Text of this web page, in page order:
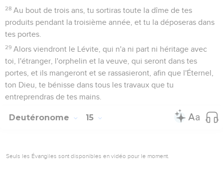
28 Au bout de trois ans, tu sortiras toute la dîme de tes
produits pendant la troisième année, et tu la déposeras dans
tes portes.
29 Alors viendront le Lévite, qui n'a ni part ni héritage avec
toi, l'étranger, l'orphelin et la veuve, qui seront dans tes
portes, et ils mangeront et se rassasieront, afin que l'Éternel,
ton Dieu, te bénisse dans tous les travaux que tu
entreprendras de tes mains.
Deutéronome 15
Seuls les Évangiles sont disponibles en vidéo pour le moment.